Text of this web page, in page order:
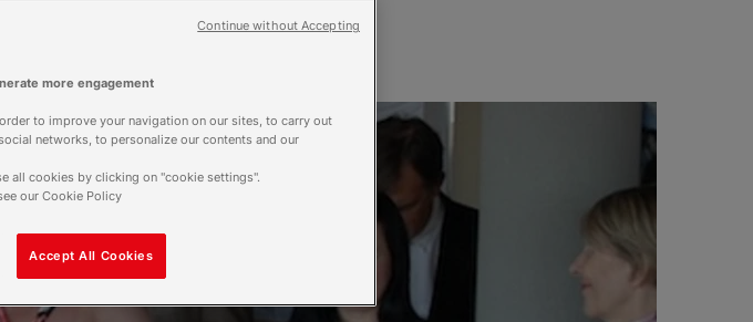
more engagement
to improve your navigation on our sites, to carry out
networks, to personalize our contents and our
all cookies by clicking on "cookie settings".
our Cookie Policy
Accept All Cookies
Continue without Accepting